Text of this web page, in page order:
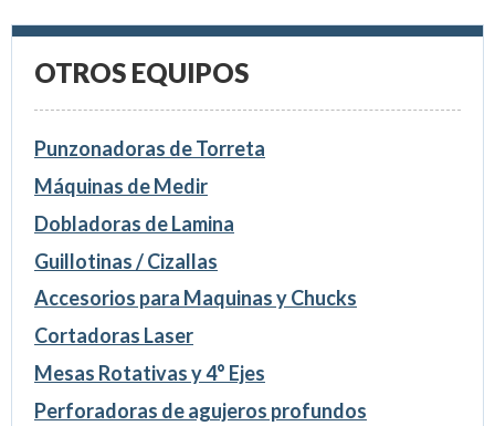
OTROS EQUIPOS
Punzonadoras de Torreta
Máquinas de Medir
Dobladoras de Lamina
Guillotinas / Cizallas
Accesorios para Maquinas y Chucks
Cortadoras Laser
Mesas Rotativas y 4° Ejes
Perforadoras de agujeros profundos